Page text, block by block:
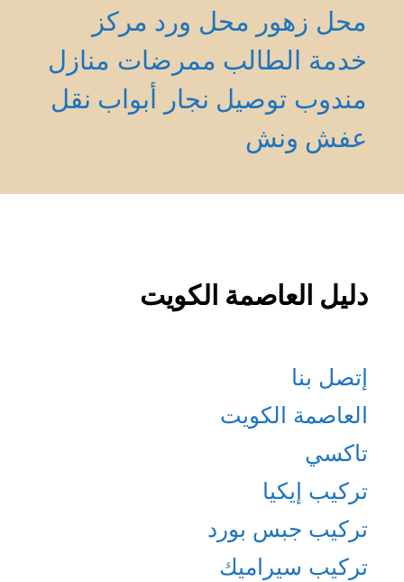
محل زهور محل ورد مركز
خدمة الطالب ممرضات منازل
مندوب توصيل نجار أبواب نقل
عفش ونش
دليل العاصمة الكويت
إتصل بنا
العاصمة الكويت
تاكسي
تركيب إيكيا
تركيب جبس بورد
تركيب سيراميك